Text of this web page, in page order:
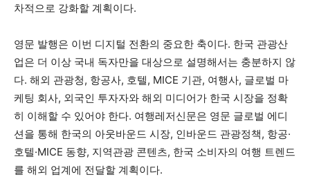
차적으로 강화할 계획이다.
영문 발행은 이번 디지털 전환의 중요한 축이다. 한국 관광산
업은 더 이상 국내 독자만을 대상으로 설명해서는 충분하지 않
다. 해외 관광청, 항공사, 호텔, MICE 기관, 여행사, 글로벌 마
케팅 회사, 외국인 투자자와 해외 미디어가 한국 시장을 정확
히 이해할 수 있어야 한다. 여행레저신문은 영문 글로벌 에디
션을 통해 한국의 아웃바운드 시장, 인바운드 관광정책, 항공·
호텔·MICE 동향, 지역관광 콘텐츠, 한국 소비자의 여행 트렌드
를 해외 업계에 전달할 계획이다.